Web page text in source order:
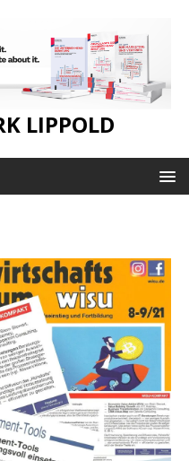
LIPPOLD